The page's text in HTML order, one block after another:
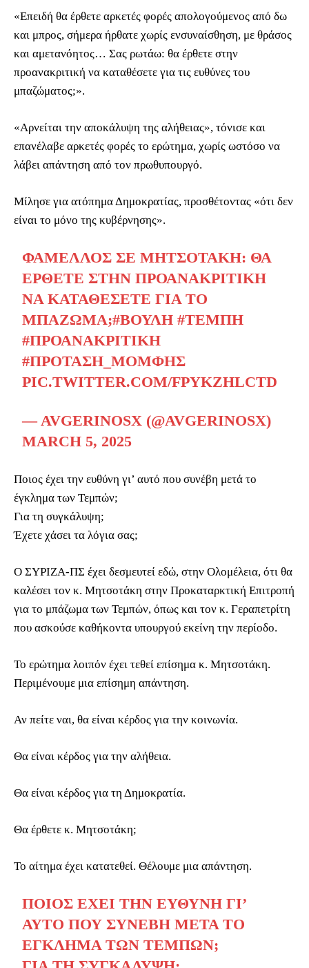
«Επειδή θα έρθετε αρκετές φορές απολογούμενος από δω
και μπρος, σήμερα ήρθατε χωρίς ενσυναίσθηση, με θράσος
και αμετανόητος… Σας ρωτάω: θα έρθετε στην
προανακριτική να καταθέσετε για τις ευθύνες του
μπαζώματος;».
«Αρνείται την αποκάλυψη της αλήθειας», τόνισε και
επανέλαβε αρκετές φορές το ερώτημα, χωρίς ωστόσο να
λάβει απάντηση από τον πρωθυπουργό.
Μίλησε για ατόπημα Δημοκρατίας, προσθέτοντας «ότι δεν
είναι το μόνο της κυβέρνησης».
ΦΆΜΕΛΛΟΣ ΣΕ ΜΗΤΣΟΤΆΚΗ: ΘΑ
ΈΡΘΕΤΕ ΣΤΗΝ ΠΡΟΑΝΑΚΡΙΤΙΚΉ
ΝΑ ΚΑΤΑΘΈΣΕΤΕ ΓΙΑ ΤΟ
ΜΠΆΖΩΜΑ;#ΒΟΥΛΉ #ΤΕΜΠΗ
#ΠΡΟΑΝΑΚΡΙΤΙΚΉ
#ΠΡΟΤΑΣΗ_ΜΟΜΦΗΣ
PIC.TWITTER.COM/FPYKZHLCTD
— AVGERINOSX (@AVGERINOSX)
MARCH 5, 2025
Ποιος έχει την ευθύνη γι’ αυτό που συνέβη μετά το
έγκλημα των Τεμπών;
Για τη συγκάλυψη;
Έχετε χάσει τα λόγια σας;
Ο ΣΥΡΙΖΑ-ΠΣ έχει δεσμευτεί εδώ, στην Ολομέλεια, ότι θα
καλέσει τον κ. Μητσοτάκη στην Προκαταρκτική Επιτροπή
για το μπάζωμα των Τεμπών, όπως και τον κ. Γεραπετρίτη
που ασκούσε καθήκοντα υπουργού εκείνη την περίοδο.
Το ερώτημα λοιπόν έχει τεθεί επίσημα κ. Μητσοτάκη.
Περιμένουμε μια επίσημη απάντηση.
Αν πείτε ναι, θα είναι κέρδος για την κοινωνία.
Θα είναι κέρδος για την αλήθεια.
Θα είναι κέρδος για τη Δημοκρατία.
Θα έρθετε κ. Μητσοτάκη;
Το αίτημα έχει κατατεθεί. Θέλουμε μια απάντηση.
ΠΟΙΟΣ ΈΧΕΙ ΤΗΝ ΕΥΘΎΝΗ ΓΙ’
ΑΥΤΌ ΠΟΥ ΣΥΝΈΒΗ ΜΕΤΆ ΤΟ
ΈΓΚΛΗΜΑ ΤΩΝ ΤΕΜΠΏΝ;